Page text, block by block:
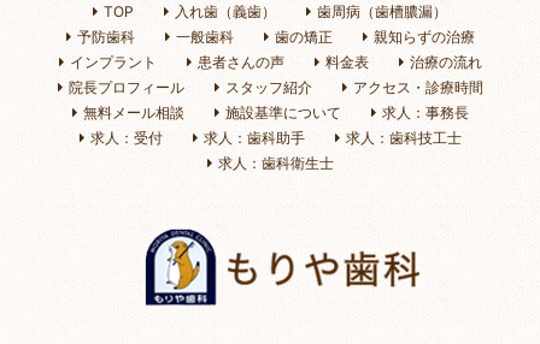
TOP 入れ歯（義歯）
歯周病（歯槽膿漏）
予防歯科
一般歯科 歯の矯正
親知らずの治療
インプラント
患者さんの声 料金表
治療の流れ
院長プロフィール
スタッフ紹介
アクセス・診療時間
無料メール相談
施設基準について
求人：事務長
求人：受付
求人：歯科助手
求人：歯科技工士
求人：歯科衛生士